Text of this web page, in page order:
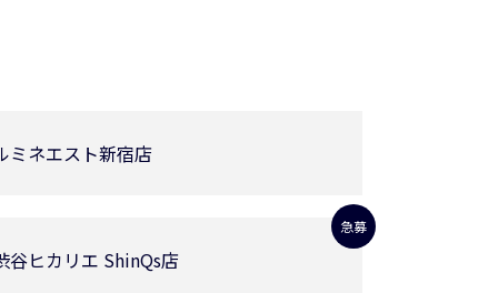
ミネエスト新宿店
急募
谷ヒカリエ ShinQs店